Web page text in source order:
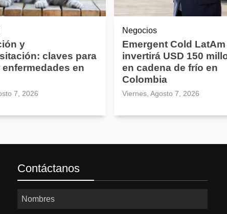
y
claves para
en
7, 2026
Negocios
Emergent Cold LatAm
invertirá USD 150
en cadena de frío en
Colombia
Viernes, Agosto 7, 2026
Contáctanos
Nombres